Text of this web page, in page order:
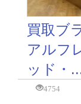
買取ブ
アルフ
ッド・
4754